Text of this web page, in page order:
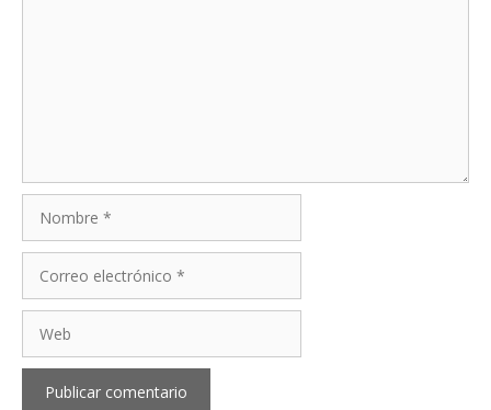
electrónico